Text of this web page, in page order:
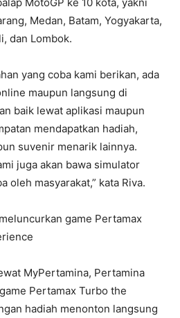
Medan, Batam, Yogyakarta,
dan Lombok.
yang coba kami berikan, ada
maupun langsung di
baik lewat aplikasi maupun
mendapatkan hadiah,
suvenir menarik lainnya.
juga akan bawa simulator
oleh masyarakat,” kata Riva.
game Pertamax
MyPertamina, Pertamina
Pertamax Turbo the
hadiah menonton langsung